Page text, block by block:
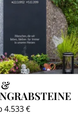
&
4.533 €